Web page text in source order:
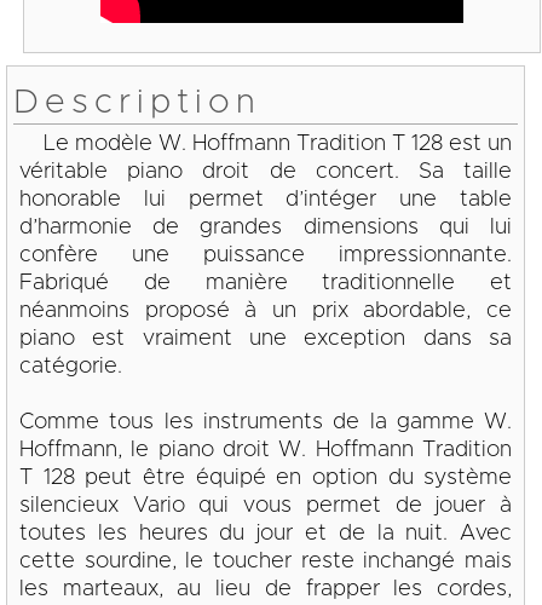
Description
Le modèle W. Hoffmann Tradition T 128 est un
véritable piano droit de concert. Sa taille
honorable lui permet d’intéger une table
d’harmonie de grandes dimensions qui lui
confère une puissance impressionnante.
Fabriqué de manière traditionnelle et
néanmoins proposé à un prix abordable, ce
piano est vraiment une exception dans sa
catégorie.
Comme tous les instruments de la gamme W.
Hoffmann, le piano droit W. Hoffmann Tradition
T 128 peut être équipé en option du système
silencieux Vario qui vous permet de jouer à
toutes les heures du jour et de la nuit. Avec
cette sourdine, le toucher reste inchangé mais
les marteaux, au lieu de frapper les cordes,